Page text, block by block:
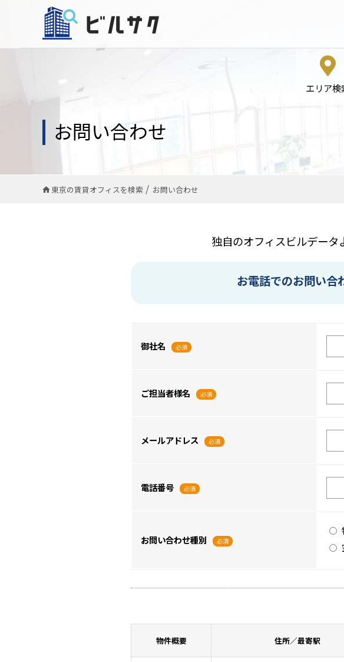
エリア検
お問い合わせ
東京の賃貸オフィスを検索 お問い合わせ
独自のオフィスビルデータ
お電話でのお問い合
御社名 必須
ご担当者様名 必須
メールアドレス 必須
電話番号 必須
お問い合わせ種別 必須
物件概要 住所／最寄駅